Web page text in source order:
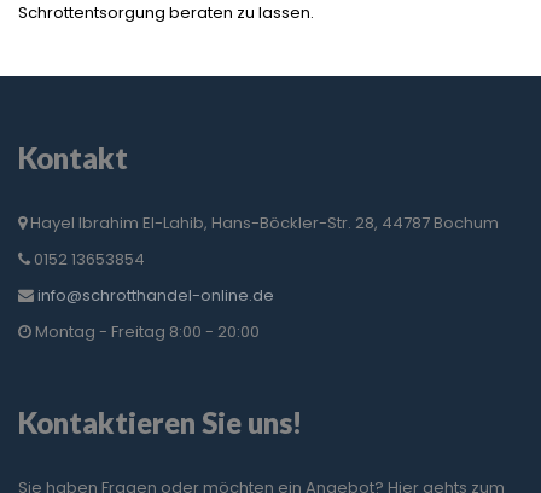
Schrottentsorgung beraten zu lassen.
Kontakt
Hayel Ibrahim El-Lahib, Hans-Böckler-Str. 28, 44787 Bochum
0152 13653854
info@schrotthandel-online.de
Montag - Freitag 8:00 - 20:00
Kontaktieren Sie uns!
Sie haben Fragen oder möchten ein Angebot? Hier gehts zum